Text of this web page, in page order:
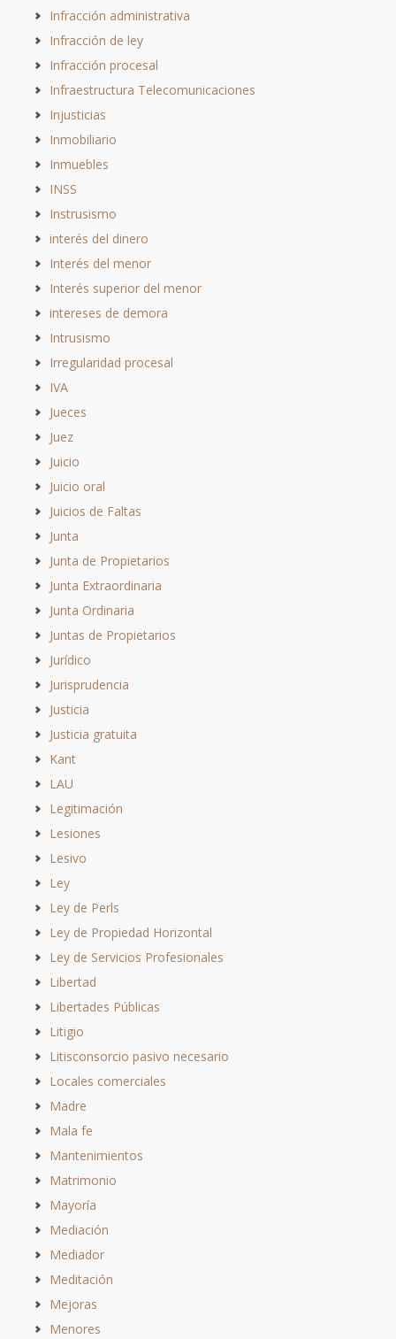
Infracción administrativa
Infracción de ley
Infracción procesal
Infraestructura Telecomunicaciones
Injusticias
Inmobiliario
Inmuebles
INSS
Instrusismo
interés del dinero
Interés del menor
Interés superior del menor
intereses de demora
Intrusismo
Irregularidad procesal
IVA
Jueces
Juez
Juicio
Juicio oral
Juicios de Faltas
Junta
Junta de Propietarios
Junta Extraordinaria
Junta Ordinaria
Juntas de Propietarios
Jurídico
Jurisprudencia
Justicia
Justicia gratuita
Kant
LAU
Legitimación
Lesiones
Lesivo
Ley
Ley de Perls
Ley de Propiedad Horizontal
Ley de Servicios Profesionales
Libertad
Libertades Públicas
Litigio
Litisconsorcio pasivo necesario
Locales comerciales
Madre
Mala fe
Mantenimientos
Matrimonio
Mayoría
Mediación
Mediador
Meditación
Mejoras
Menores